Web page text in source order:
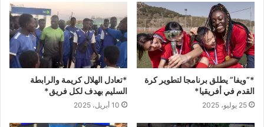
*”ويفا” يطلق برنامجا لتطوير كرة
القدم في أفريقيا*
25 يوليو، 2025
*تعادل الهلال كريمة والرابطة
السليم بهدف لكل فريق*
10 أبريل، 2025